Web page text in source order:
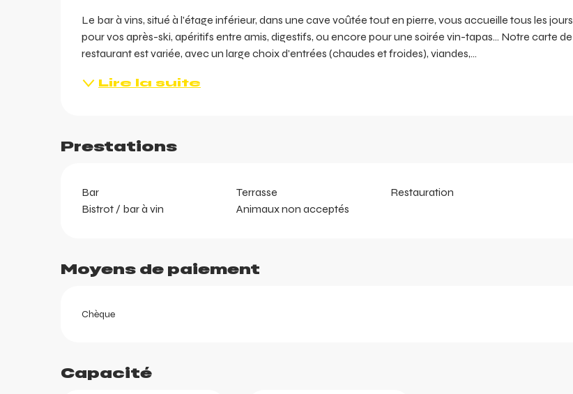
Le bar à vins, situé à l'étage inférieur, dans une cave voûtée tout en pierre, vous accueille tous les jours
pour vos après-ski, apéritifs entre amis, digestifs, ou encore pour une soirée vin-tapas... Notre carte de
restaurant est variée, avec un large choix d'entrées (chaudes et froides), viandes,...
Lire la suite
Prestations
Bar Terrasse
Restauration
Bistrot / bar à vin
Animaux non acceptés
Moyens de paiement
Chèque
Capacité